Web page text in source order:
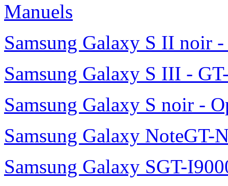
Manuels
Samsung Galaxy S II noir
Samsung Galaxy S III -
Samsung Galaxy S noir -
Samsung Galaxy NoteGT-
Samsung Galaxy SGT-